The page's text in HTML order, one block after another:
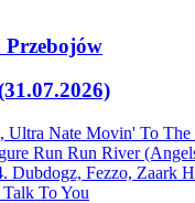
Przebojów
Ultra Nate Movin' To The
Run Run River
Dubdogz, Fezzo, Zaark
Talk To You